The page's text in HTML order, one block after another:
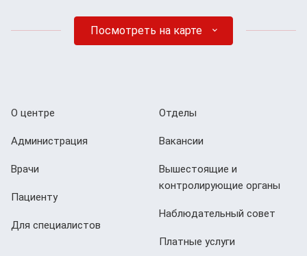
Посмотреть на карте
О центре
Администрация
Врачи
Пациенту
Для специалистов
Отделы
Вакансии
Вышестоящие и
контролирующие органы
Наблюдательный совет
Платные услуги